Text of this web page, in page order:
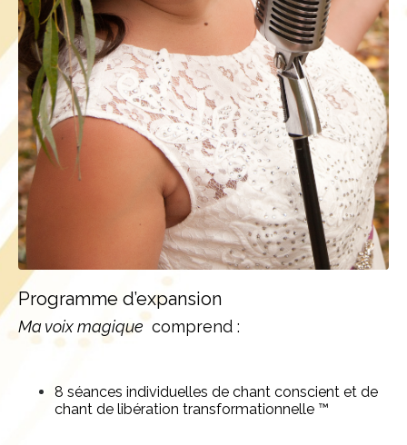
Programme d’expansion
Ma voix magique comprend :
8 séances individuelles de chant conscient et de
chant de libération transformationnelle ™